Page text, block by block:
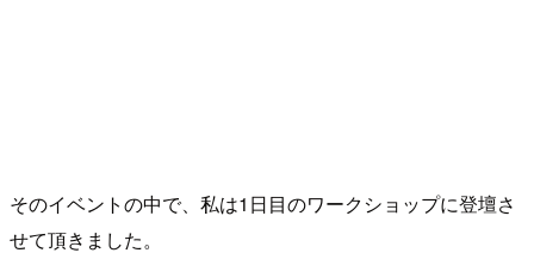
そのイベントの中で、私は1日目のワークショップに登壇さ
せて頂きました。